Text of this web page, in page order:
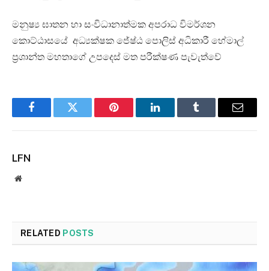
මනුෂ්‍ය ඝාතන හා සංවිධානාත්මක අපරාධ විමර්ශන
කොට්ඨාසයේ අධ්‍යක්ෂක ජේෂ්ඨ පොලිස් අධිකාරී හේමාල්
ප්‍රශාන්ත මහතාගේ උපදෙස් මත පරීක්ෂණ පැවැත්වේ
FacebookTwitter Pinterest LinkedInTumblr Email
LFN
Website
RELATED POSTS